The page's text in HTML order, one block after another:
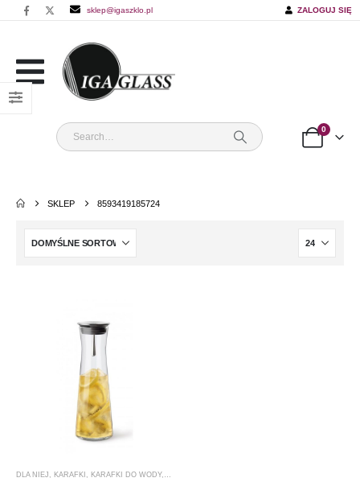
sklep@igaszklo.pl ZALOGUJ SIĘ
0
SKLEP 8593419185724
DLA NIEJ , KARAFKI , KARAFKI DO WODY, PREZENTY